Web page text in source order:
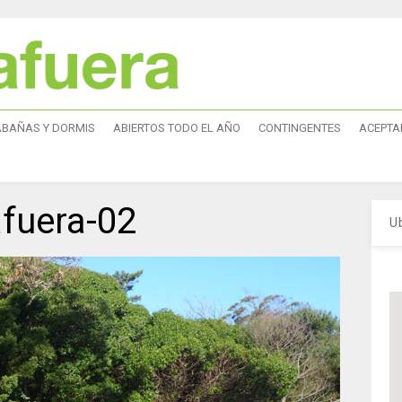
Y DORMIS ABIERTOS TODO EL AÑO CONTINGENTES
02